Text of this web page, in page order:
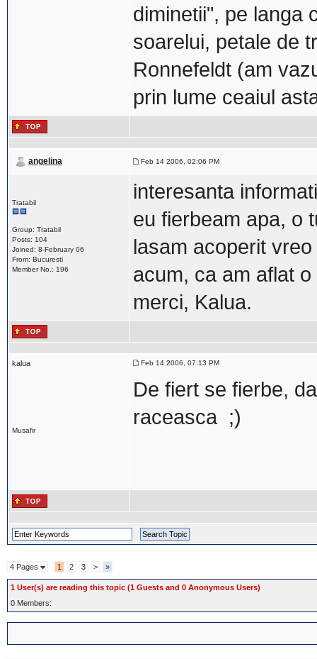
diminetii", pe langa
soarelui, petale de
Ronnefeldt (am
prin lume ceaiul
angelina Feb 14 2006, 02:06 PM
Tratabil
Group: Tratabil
Posts: 104
Joined: 8-February 06
From: Bucuresti
Member No.: 196
interesanta
eu fierbeam apa, o
lasam acoperit
acum, ca am aflat
merci, Kalua.
kalua Feb 14 2006, 07:13 PM
Musafir
De fiert se fierbe,
raceasca ;)
4 Pages 1 2 3 > »
1 User(s) are reading this topic (1 Guests and 0 Anonymous Users)
0 Members: